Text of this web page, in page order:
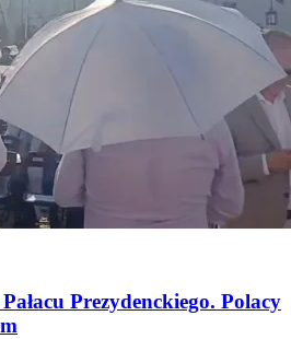
Prezydenckiego. Polacy